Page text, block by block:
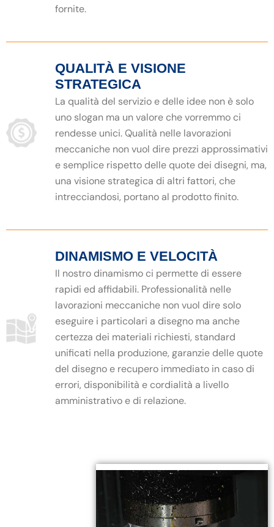
fornite.
QUALITÀ E VISIONE
STRATEGICA
La qualità del servizio e delle idee non è solo
uno slogan ma un valore che vorremmo ci
rendesse unici. Qualità nelle lavorazioni
meccaniche non vuol dire prezzi approssimativi
e semplice rispetto delle quote dei disegni, ma,
una visione strategica di altri fattori, che
intrecciandosi, portano al prodotto finito.
DINAMISMO E VELOCITÀ
Il nostro dinamismo ci permette di essere
rapidi ed affidabili. Professionalità nelle
lavorazioni meccaniche non vuol dire solo
eseguire i particolari a disegno ma anche
certezza dei materiali richiesti, standard
unificati nella produzione, garanzie delle quote
del disegno e recupero immediato in caso di
errori, disponibilità e cordialità a livello
amministrativo e di relazione.